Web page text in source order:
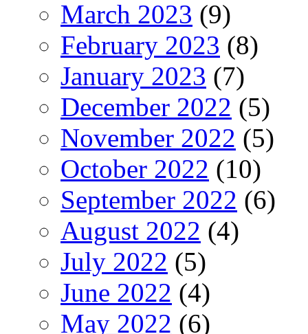
March 2023 (9)
February 2023 (8)
January 2023 (7)
December 2022 (5)
November 2022 (5)
October 2022 (10)
September 2022 (6)
August 2022 (4)
July 2022 (5)
June 2022 (4)
May 2022 (6)